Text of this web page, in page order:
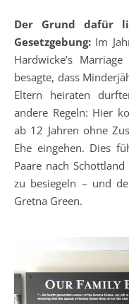
Der Grund dafür
Gesetzgebung: Im
Hardwicke’s
besagte, dass
Eltern heiraten
andere Regeln: Hier
ab 12 Jahren ohne
Ehe eingehen. Dies
Paare nach
zu besiegeln – und
Gretna Green.